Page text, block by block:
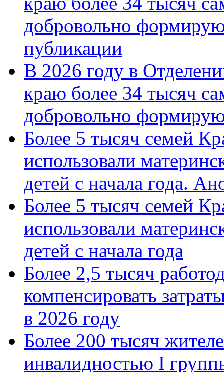
добровольно
публикации
В 2026 году в
краю более 34 тысяч
добровольно
Более 5 тысяч семей
использовали
детей с начала года.
Более 5 тысяч семей
использовали
детей с начала года
Более 2,5 тысяч
компенсировать
в 2026 году
Более 200 тысяч
инвалидностью I